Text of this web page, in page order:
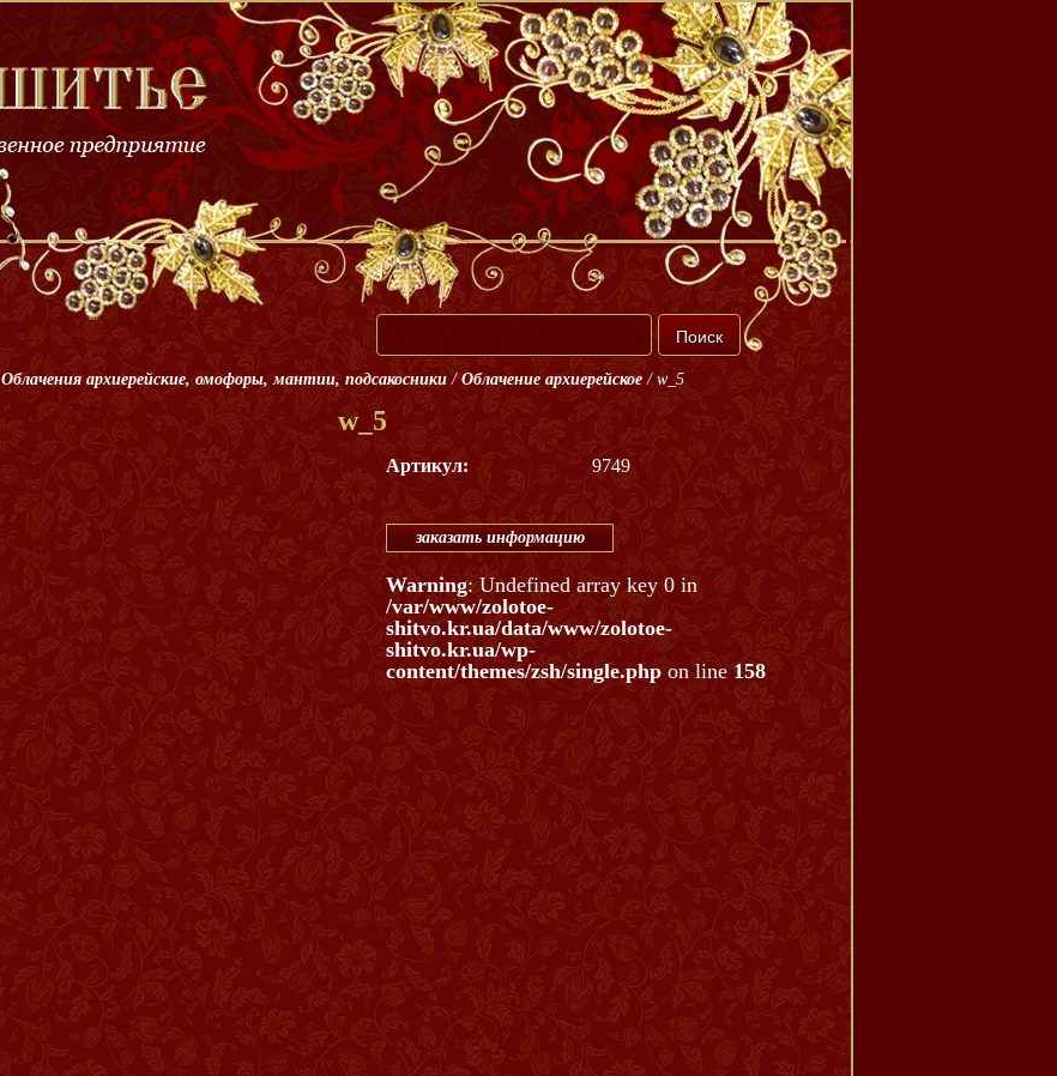
Облачения архиерейские, омофоры, мантии, подсакосники / Облачение архиерейское / w_5
w_5
Артикул: 9749
заказать информацию
Warning: Undefined array key 0 in
/var/www/zolotoe-
shitvo.kr.ua/data/www/zolotoe-
shitvo.kr.ua/wp-
content/themes/zsh/single.php on line158